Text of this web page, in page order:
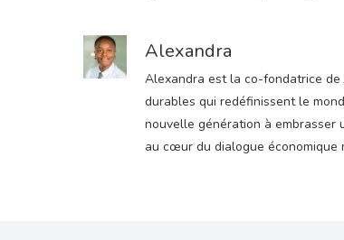
Alexandra
Alexandra est la co-fondatrice de
durables qui redéfinissent le
nouvelle génération à embrasser
au cœur du dialogue économique